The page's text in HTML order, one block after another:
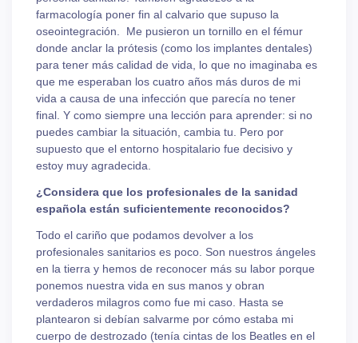
farmacología poner fin al calvario que supuso la
oseointegración. Me pusieron un tornillo en el fémur
donde anclar la prótesis (como los implantes dentales)
para tener más calidad de vida, lo que no imaginaba es
que me esperaban los cuatro años más duros de mi
vida a causa de una infección que parecía no tener
final. Y como siempre una lección para aprender: si no
puedes cambiar la situación, cambia tu. Pero por
supuesto que el entorno hospitalario fue decisivo y
estoy muy agradecida.
¿Considera que los profesionales de la sanidad
española están suficientemente reconocidos?
Todo el cariño que podamos devolver a los
profesionales sanitarios es poco. Son nuestros ángeles
en la tierra y hemos de reconocer más su labor porque
ponemos nuestra vida en sus manos y obran
verdaderos milagros como fue mi caso. Hasta se
plantearon si debían salvarme por cómo estaba mi
cuerpo de destrozado (tenía cintas de los Beatles en el